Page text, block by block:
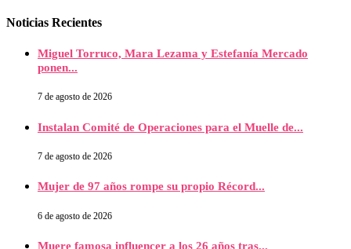
Noticias Recientes
Miguel Torruco, Mara Lezama y Estefanía Mercado
ponen...
7 de agosto de 2026
Instalan Comité de Operaciones para el Muelle de...
7 de agosto de 2026
Mujer de 97 años rompe su propio Récord...
6 de agosto de 2026
Muere famosa influencer a los 26 años tras...